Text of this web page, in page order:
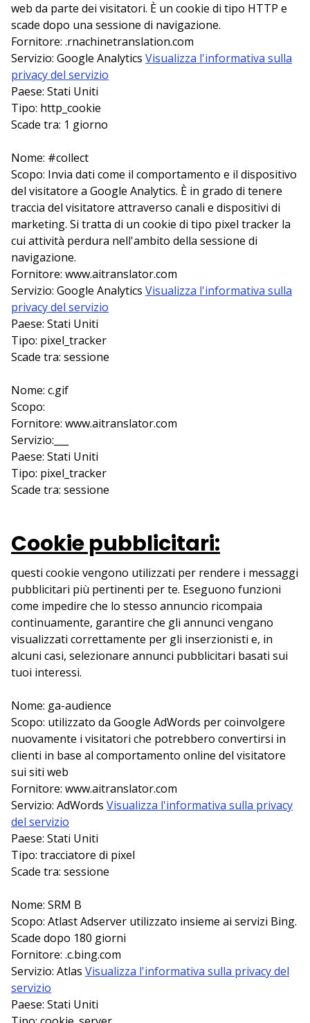
web da parte dei visitatori. È un cookie di tipo HTTP e
scade dopo una sessione di navigazione.
Fornitore: .rnachinetranslation.com
Servizio: Google Analytics Visualizza l'informativa sulla
privacy del servizio
Paese: Stati Uniti
Tipo: http_cookie
Scade tra: 1 giorno
Nome: #collect
Scopo: Invia dati come il comportamento e il dispositivo
del visitatore a Google Analytics. È in grado di tenere
traccia del visitatore attraverso canali e dispositivi di
marketing. Si tratta di un cookie di tipo pixel tracker la
cui attività perdura nell'ambito della sessione di
navigazione.
Fornitore: www.aitranslator.com
Servizio: Google Analytics Visualizza l'informativa sulla
privacy del servizio
Paese: Stati Uniti
Tipo: pixel_tracker
Scade tra: sessione
Nome: c.gif
Scopo:
Fornitore: www.aitranslator.com
Servizio:___
Paese: Stati Uniti
Tipo: pixel_tracker
Scade tra: sessione
Cookie pubblicitari:
questi cookie vengono utilizzati per rendere i messaggi
pubblicitari più pertinenti per te. Eseguono funzioni
come impedire che lo stesso annuncio ricompaia
continuamente, garantire che gli annunci vengano
visualizzati correttamente per gli inserzionisti e, in
alcuni casi, selezionare annunci pubblicitari basati sui
tuoi interessi.
Nome: ga-audience
Scopo: utilizzato da Google AdWords per coinvolgere
nuovamente i visitatori che potrebbero convertirsi in
clienti in base al comportamento online del visitatore
sui siti web
Fornitore: www.aitranslator.com
Servizio: AdWords Visualizza l'informativa sulla privacy
del servizio
Paese: Stati Uniti
Tipo: tracciatore di pixel
Scade tra: sessione
Nome: SRM B
Scopo: Atlast Adserver utilizzato insieme ai servizi Bing.
Scade dopo 180 giorni
Fornitore: .c.bing.com
Servizio: Atlas Visualizza l'informativa sulla privacy del
servizio
Paese: Stati Uniti